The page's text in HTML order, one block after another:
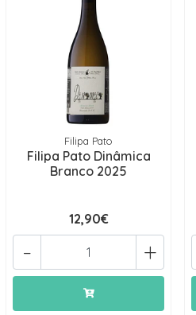
Filipa Pato
Filipa Pato Dinâmica
Branco 2025
12,90€
+
-